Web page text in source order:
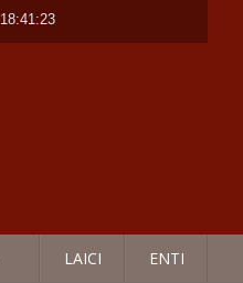
18:41:24
LAICI ENTI